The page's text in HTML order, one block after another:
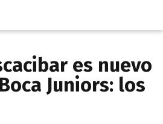
es nuevo
Juniors: los